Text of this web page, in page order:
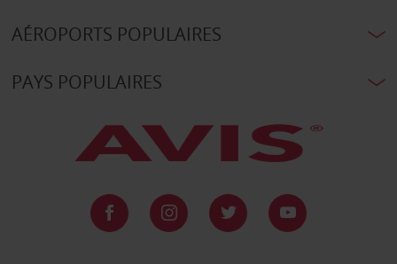
AÉROPORTS POPULAIRES
PAYS POPULAIRES